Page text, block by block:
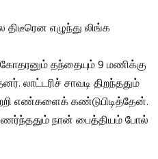
திடீரென எழுந்து லிங்க
தந்தையும் 9 மணிக்கு
லாட்டரிச் சாவடி திறந்ததும்
எண்களைக் கண்டுபிடித்தேன்.
நான் பைத்தியம் போல்